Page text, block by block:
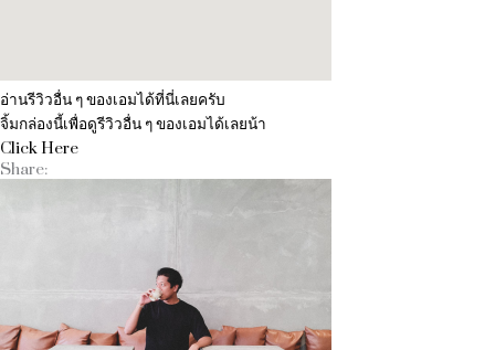
อ่านรีวิวอื่น ๆ ของเอมได้ที่นี่เลยครับ
จิ้มกล่องนี้เพื่อดูรีวิวอื่น ๆ ของเอมได้เลยน้า
Click Here
Share: